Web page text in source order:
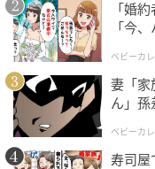
エキサイトニュース
「婚
「今
ベビーカ
妻「家
ん」
ベビーカ
寿司屋